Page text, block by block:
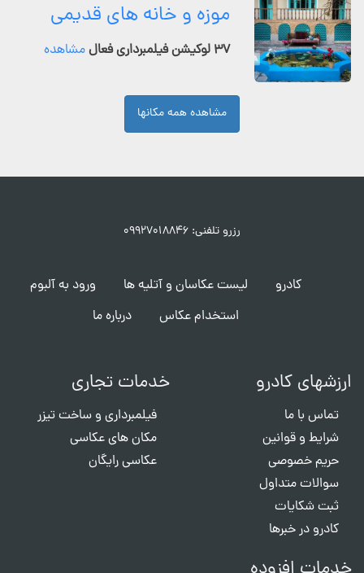
موزه و خانه های قدیمی
۳۷ لوکیشن فیلمبرداری فعال مشاهده
مشاهده همه مکانها
رزرو تلفنی: ۰۹۹۲۷۰۱۸۸۴۶
کادرو لیست عکاسان و آتلیه ها
ورود به آلبوم
استخدام عکاس
درباره ما
ارزشهای کادرو
تماس با ما
شرایط و قوانین
حریم خصوصی
سوالات متداول
ثبت شکایات
کادرو در خبرها
خدمات تجاری
فیلمبرداری و ساخت تیزر
مکان های عکاسی
عکاسی رایگان